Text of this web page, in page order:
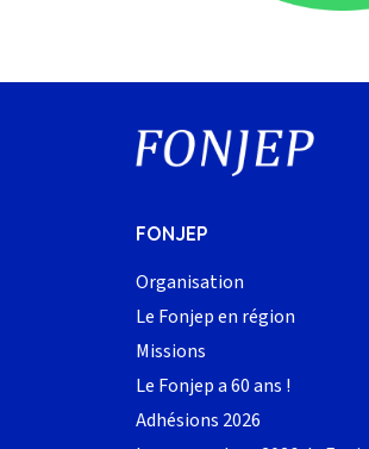
FONJEP
Organisation
Le Fonjep en région
Missions
Le Fonjep a 60 ans !
Adhésions 2026